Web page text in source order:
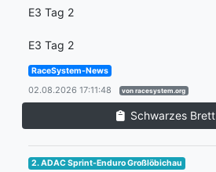
E3 Tag 2
E3 Tag 2
RaceSystem-News
02.08.2026 17:11:48 von racesystem.org
Schwarzes Brett
2. ADAC Sprint-Enduro Großlöbichau